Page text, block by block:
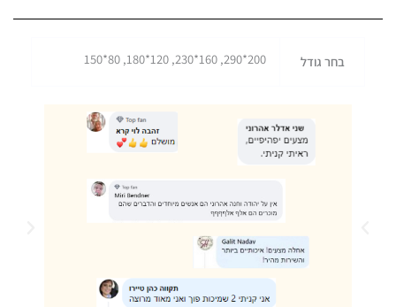
בחר גודל 200*290, 160*230, 120*180, 80*150